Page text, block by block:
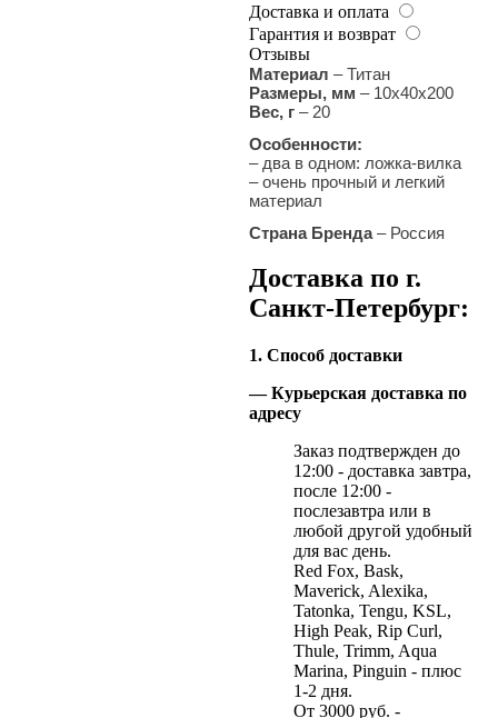
Доставка и оплата
Гарантия и возврат
Отзывы
Материал – Титан
Размеры, мм – 10х40х200
Вес, г – 20
Особенности:
– два в одном: ложка-вилка
– очень прочный и легкий
материал
Страна Бренда– Россия
Доставка по г.
Санкт-Петербург:
1. Способ доставки
— Курьерская доставка по
адресу
Заказ подтвержден до
12:00 - доставка завтра,
после 12:00 -
послезавтра или в
любой другой удобный
для вас день.
Red Fox, Bask,
Maverick, Alexika,
Tatonka, Tengu, KSL,
High Peak, Rip Curl,
Thule, Trimm, Aqua
Marina, Pinguin - плюс
1-2 дня.
От 3000 руб. -